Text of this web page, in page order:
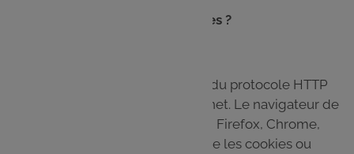
Comment fonctionnent les cookies ?
Le principe des cookies fait partie du protocole HTTP
utilisé pour les échanges sur internet. Le navigateur de
votre ordinateur (Internet Explorer, Firefox, Chrome,
Safari, etc.) ou de votre mobile gère les cookies ou